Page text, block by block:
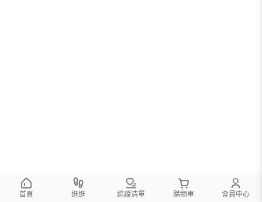
首頁 逛逛 追蹤清單 購物車 會員中心